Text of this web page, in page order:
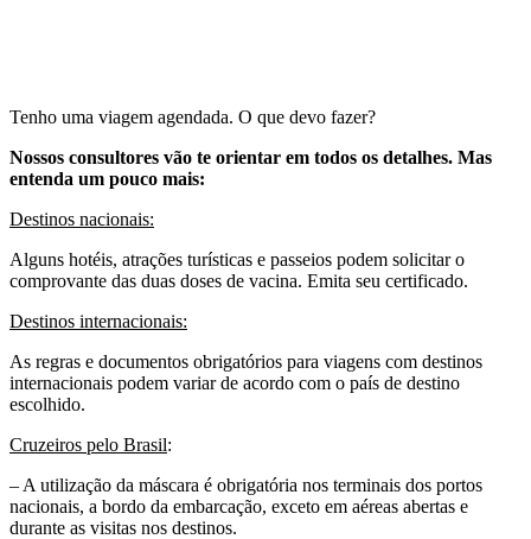
Tenho uma viagem agendada. O que devo fazer?
Nossos consultores vão te orientar em todos os detalhes. Mas
entenda um pouco mais:
Destinos nacionais:
Alguns hotéis, atrações turísticas e passeios podem solicitar o
comprovante das duas doses de vacina. Emita seu certificado.
Destinos internacionais:
As regras e documentos obrigatórios para viagens com destinos
internacionais podem variar de acordo com o país de destino
escolhido.
Cruzeiros pelo Brasil:
– A utilização da máscara é obrigatória nos terminais dos portos
nacionais, a bordo da embarcação, exceto em aéreas abertas e
durante as visitas nos destinos.